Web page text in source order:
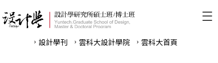
設計學刊 雲科⼤設計學院 雲科⼤首頁